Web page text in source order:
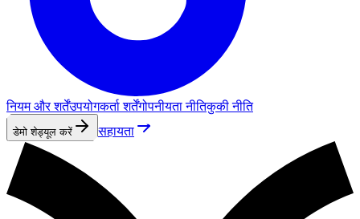
नियम और शर्तेंउपयोगकर्ता शर्तेंगोपनीयता नीतिकुकी नीति
डेमो शेड्यूल करें सहायता